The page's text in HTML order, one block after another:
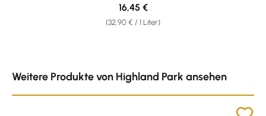
(32,90 € / 1 Liter)
Regulärer Preis:
16,45 €
Weitere Produkte von Highland Park ansehen